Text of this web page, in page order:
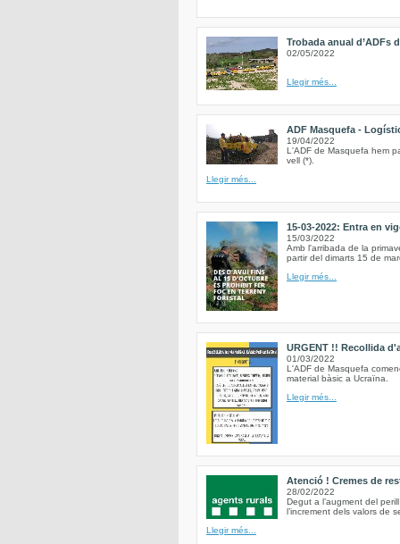
Trobada anual d’ADFs
02/05/2022
Llegir més...
ADF Masquefa -
19/04/2022
L'ADF de Masquefa hem
vell (*).
Llegir més...
15-03-2022: Entra en
15/03/2022
Amb l'arribada de la
partir del dimarts 15 de
Llegir més...
URGENT !! Recollida
01/03/2022
L'ADF de Masquefa
material bàsic a Ucraïna.
Llegir més...
Atenció ! Cremes de
28/02/2022
Degut a l’augment del
l’increment dels valors de
Llegir més...